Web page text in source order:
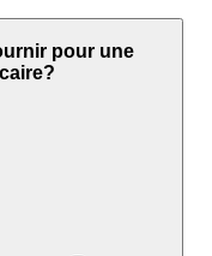
pour une